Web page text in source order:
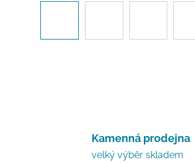
Kamenná prodejna
velký výběr skladem